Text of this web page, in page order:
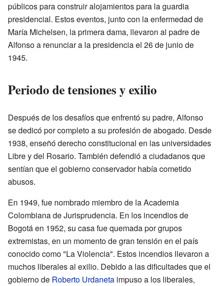
públicos para construir alojamientos para la guardia
presidencial. Estos eventos, junto con la enfermedad de
María Michelsen, la primera dama, llevaron al padre de
Alfonso a renunciar a la presidencia el 26 de junio de
1945.
Periodo de tensiones y exilio
Después de los desafíos que enfrentó su padre, Alfonso
se dedicó por completo a su profesión de abogado. Desde
1938, enseñó derecho constitucional en las universidades
Libre y del Rosario. También defendió a ciudadanos que
sentían que el gobierno conservador había cometido
abusos.
En 1949, fue nombrado miembro de la Academia
Colombiana de Jurisprudencia. En los incendios de
Bogotá en 1952, su casa fue quemada por grupos
extremistas, en un momento de gran tensión en el país
conocido como "La Violencia". Estos incendios llevaron a
muchos liberales al exilio. Debido a las dificultades que el
gobierno de Roberto Urdaneta impuso a los liberales,